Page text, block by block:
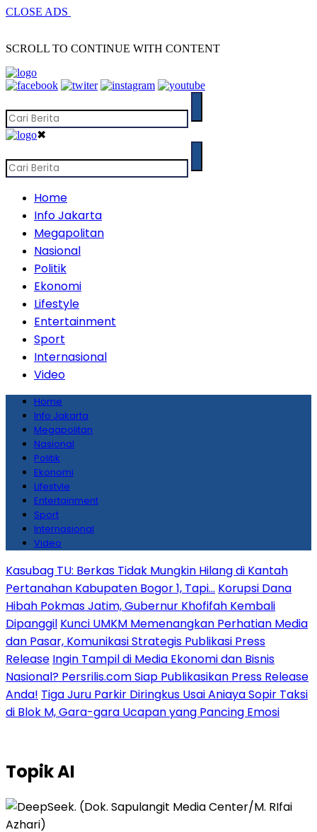
CLOSE ADS
SCROLL TO CONTINUE WITH CONTENT
✖
Home
Info Jakarta
Megapolitan
Nasional
Politik
Ekonomi
Lifestyle
Entertainment
Sport
Internasional
Video
Home
Info Jakarta
Megapolitan
Nasional
Politik
Ekonomi
Lifestyle
Entertainment
Sport
Internasional
Video
Kasubag TU: Berkas Tidak Mungkin Hilang di Kantah
Pertanahan Kabupaten Bogor 1, Tapi… Korupsi Dana
Hibah Pokmas Jatim, Gubernur Khofifah Kembali
Dipanggil Kunci UMKM Memenangkan Perhatian Media
dan Pasar, Komunikasi Strategis Publikasi Press
Release Ingin Tampil di Media Ekonomi dan Bisnis
Nasional? Persrilis.com Siap Publikasikan Press Release
Anda! Tiga Juru Parkir Diringkus Usai Aniaya Sopir Taksi
di Blok M, Gara-gara Ucapan yang Pancing Emosi
TopikAI